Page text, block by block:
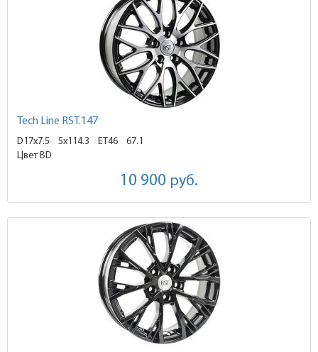
Tech Line RST.147
D17x7.5 5x114.3 ET46
67.1
Цвет BD
10 900 руб.